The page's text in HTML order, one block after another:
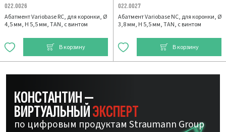
022.0026
Абатмент Variobase RC, для коронки, Ø
4,5 мм, H 5,5 мм, TAN, с винтом
В корзину
022.0027
Абатмент Variobase NC, для коронки, Ø
3,8 мм, H 5,5 мм, TAN, с винтом
В корзину
КОНСТАНТИН —
ВИРТУАЛЬНЫЙЭКСПЕРТ
по цифровым продуктам Straumann Group